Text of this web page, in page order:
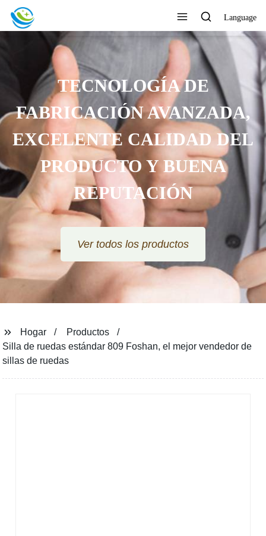
Language
TECNOLOGÍA DE
FABRICACIÓN AVANZADA,
EXCELENTE CALIDAD DEL
PRODUCTO Y BUENA
REPUTACIÓN
Ver todos los productos
Hogar
Productos
Silla de ruedas estándar 809 Foshan, el mejor vendedor de
sillas de ruedas